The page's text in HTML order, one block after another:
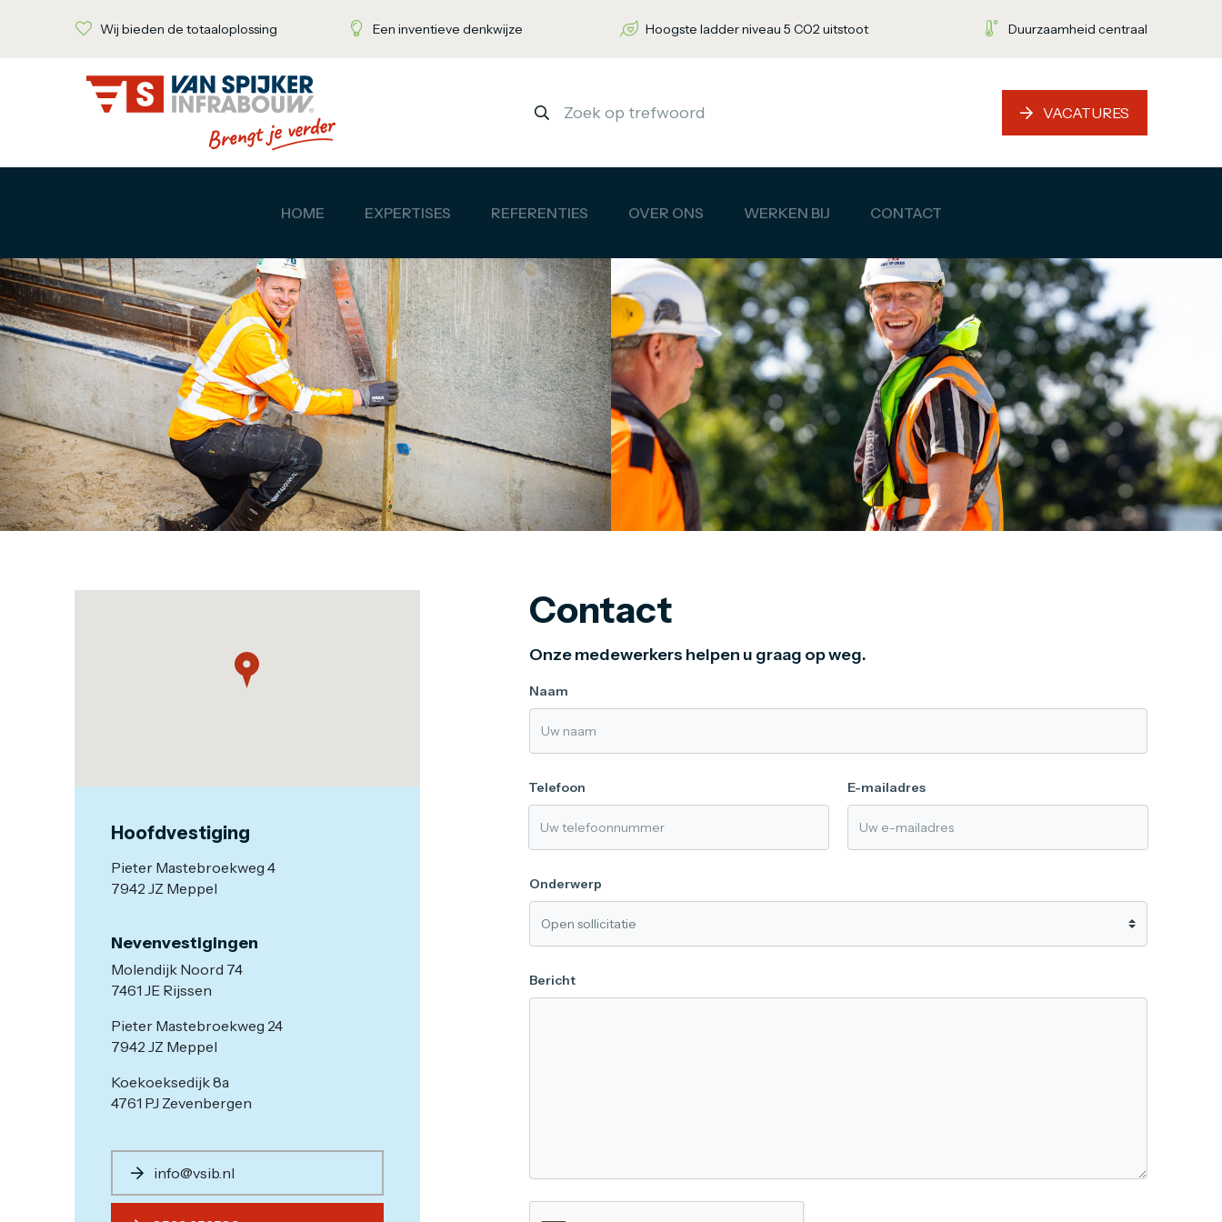
Wij bieden de totaaloplossing Een inventieve denkwijze Hoogste ladder niveau 5 CO2 uitstoot Duurzaamheid centraal
VACATURES
HOME EXPERTISES REFERENTIES OVER ONS WERKEN BIJ CONTACT
Contact
Onze medewerkers helpen u graag op weg.
Naam
Telefoon E-mailadres
Onderwerp
Bericht
Hoofdvestiging
Pieter Mastebroekweg 4
7942 JZ Meppel
Nevenvestigingen
Molendijk Noord 74
7461 JE Rijssen
Pieter Mastebroekweg 24
7942 JZ Meppel
Koekoeksedijk 8a
4761 PJ Zevenbergen
info@vsib.nl